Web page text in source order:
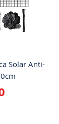
Solar Anti-